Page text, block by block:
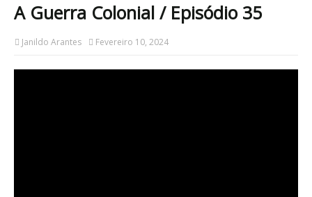
A Guerra Colonial / Episódio 35
Janildo Arantes Fevereiro 10, 2024